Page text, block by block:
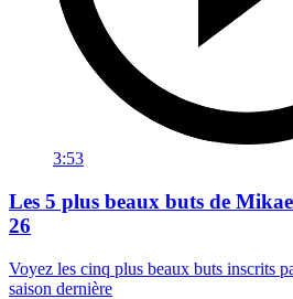
3:53
Les 5 plus beaux buts de
26
Voyez les cinq plus beaux buts inscrits
saison dernière